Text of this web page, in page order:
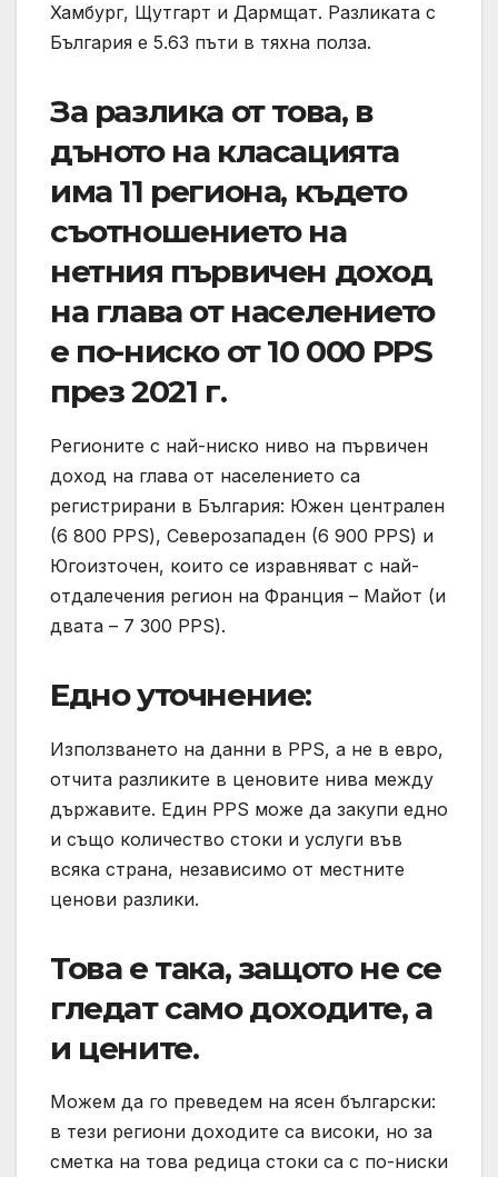
Хамбург, Щутгарт и Дармщат. Разликата с
България е 5.63 пъти в тяхна полза.
За разлика от това, в
дъното на класацията
има 11 региона, където
съотношението на
нетния първичен доход
на глава от населението
е по-ниско от 10 000 PPS
през 2021 г.
Регионите с най-ниско ниво на първичен
доход на глава от населението са
регистрирани в България: Южен централен
(6 800 PPS), Северозападен (6 900 PPS) и
Югоизточен, които се изравняват с най-
отдалечения регион на Франция – Майот (и
двата – 7 300 PPS).
Едно уточнение:
Използването на данни в PPS, а не в евро,
отчита разликите в ценовите нива между
държавите. Един PPS може да закупи едно
и също количество стоки и услуги във
всяка страна, независимо от местните
ценови разлики.
Това е така, защото не се
гледат само доходите, а
и цените.
Можем да го преведем на ясен български:
в тези региони доходите са високи, но за
сметка на това редица стоки са с по-ниски